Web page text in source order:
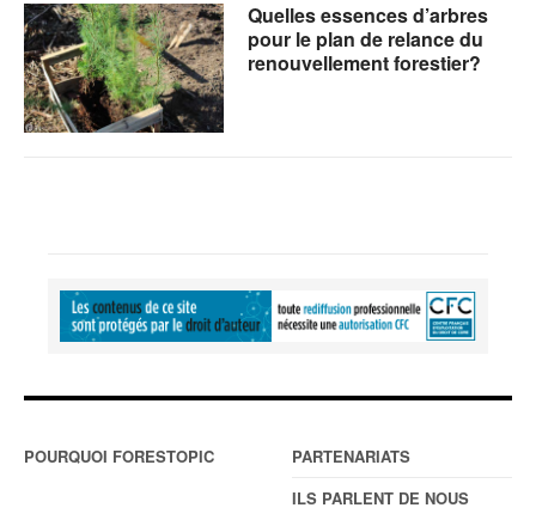
Quelles essences d’arbres
pour le plan de relance du
renouvellement forestier?
POURQUOI FORESTOPIC
PARTENARIATS
ILS PARLENT DE NOUS